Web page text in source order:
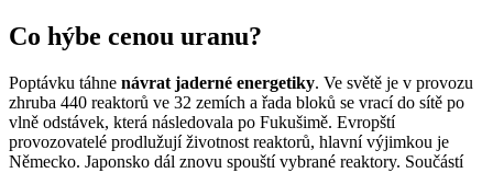
Co hýbe cenou uranu?
Poptávku táhne návrat jaderné energetiky. Ve světě je v provozu
zhruba 440 reaktorů ve 32 zemích a řada bloků se vrací do sítě po
vlně odstávek, která následovala po Fukušimě. Evropští
provozovatelé prodlužují životnost reaktorů, hlavní výjimkou je
Německo. Japonsko dál znovu spouští vybrané reaktory. Součástí